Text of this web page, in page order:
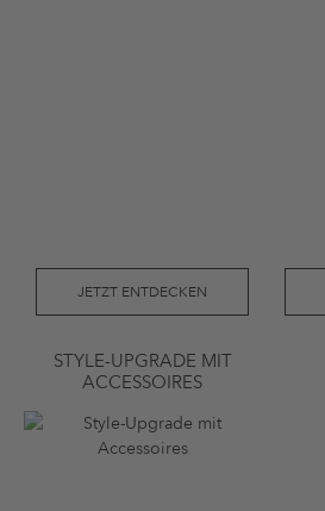
JETZT ENTDECKEN
STYLE-UPGRADE MIT
ACCESSOIRES